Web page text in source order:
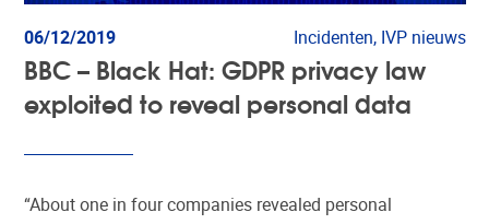
06/12/2019 Incidenten, IVP nieuws
BBC – Black Hat: GDPR privacy law
exploited to reveal personal data
“About one in four companies revealed personal